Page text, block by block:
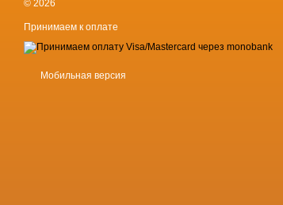
© 2026
Принимаем к оплате
Мобильная версия